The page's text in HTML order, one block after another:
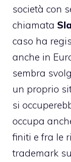
società con
chiamata
caso ha
anche in
sembra
un proprio
si
occupa
finiti e fra le
trademark